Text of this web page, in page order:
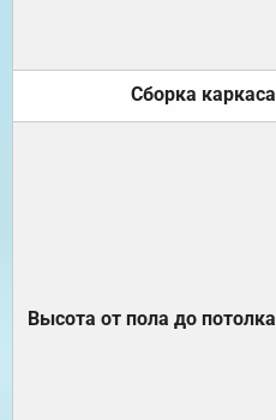
Сборка каркаса
Высота от пола до потолка